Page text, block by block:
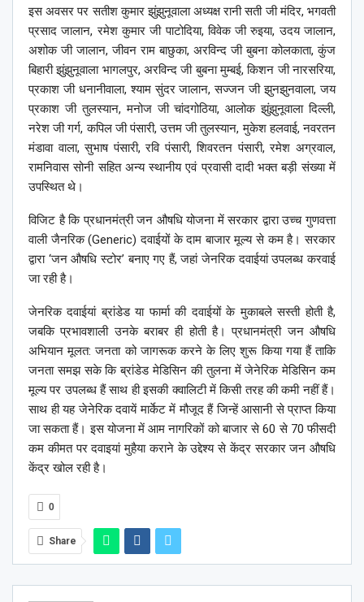
इस अवसर पर सतीश कुमार झुंझुनूवाला अध्यक्ष रानी सती जी मंदिर, भगवती
प्रसाद जालान, रमेश कुमार जी पाटोदिया, विवेक जी रुइया, उदय जालान,
अशोक जी जालान, जीवन राम बाछुका, अरविन्द जी बुबना कोलकाता, कुंज
बिहारी झुंझुनूवाला भागलपुर, अरविन्द जी बुबना मुम्बई, किशन जी नारसरिया,
प्रकाश जी धनानीवाला, श्याम सुंदर जालान, सज्जन जी झुनझुनवाला, जय
प्रकाश जी तुलस्यान, मनोज जी चांदगोठिया, आलोक झुंझुनूवाला दिल्ली,
नरेश जी गर्ग, कपिल जी पंसारी, उत्तम जी तुलस्यान, मुकेश हलवाई, नवरतन
मंडावा वाला, सुभाष पंसारी, रवि पंसारी, शिवरतन पंसारी, रमेश अग्रवाल,
रामनिवास सोनी सहित अन्य स्थानीय एवं प्रवासी दादी भक्त बड़ी संख्या में
उपस्थित थे।
विजिट है कि प्रधानमंत्री जन औषधि योजना में सरकार द्वारा उच्च गुणवत्ता
वाली जैनरिक (Generic) दवाईयों के दाम बाजार मूल्य से कम है। सरकार
द्वारा ‘जन औषधि स्टोर’ बनाए गए हैं, जहां जेनरिक दवाईयां उपलब्ध करवाई
जा रही है।
जेनरिक दवाईयां ब्रांडेड या फार्मा की दवाईयों के मुकाबले सस्ती होती है,
जबकि प्रभावशाली उनके बराबर ही होती है। प्रधानमंत्री जन औषधि
अभियान मूलत: जनता को जागरूक करने के लिए शुरू किया गया हैं ताकि
जनता समझ सके कि ब्रांडेड मेडिसिन की तुलना में जेनेरिक मेडिसिन कम
मूल्य पर उपलब्ध हैं साथ ही इसकी क्वालिटी में किसी तरह की कमी नहीं हैं।
साथ ही यह जेनेरिक दवायें मार्केट में मौजूद हैं जिन्हें आसानी से प्राप्त किया
जा सकता हैं। इस योजना में आम नागरिकों को बाजार से 60 से 70 फीसदी
कम कीमत पर दवाइयां मुहैया कराने के उद्देश्य से केंद्र सरकार जन औषधि
केंद्र खोल रही है।
0
Share